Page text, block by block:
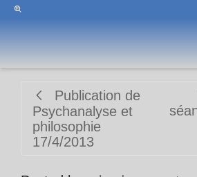
Publication de
Psychanalyse et
philosophie
17/4/2013